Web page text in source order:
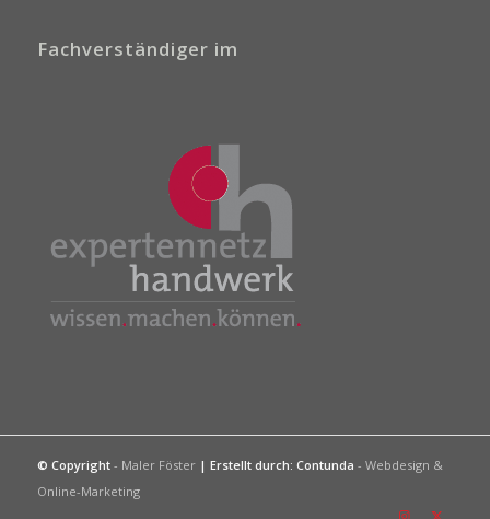
Fachverständiger im
© Copyright - Maler Föster| Erstellt durch: Contunda - Webdesign &
Online-Marketing